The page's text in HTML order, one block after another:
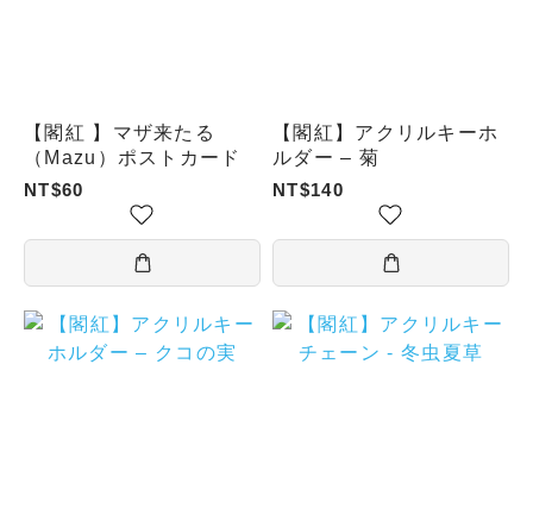
【閣紅 】マザ来たる
（Mazu）ポストカード
NT$60
【閣紅】アクリルキーホ
ルダー – 菊
NT$140